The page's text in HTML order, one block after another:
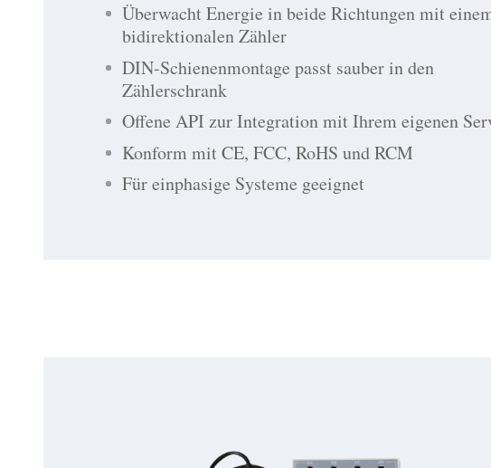
Überwacht Energie in beide Richtungen mit
bidirektionalen Zähler
DIN-Schienenmontage passt sauber in den
Zählerschrank
Offene API zur Integration mit Ihrem eigenen
Konform mit CE, FCC, RoHS und RCM
Für einphasige Systeme geeignet